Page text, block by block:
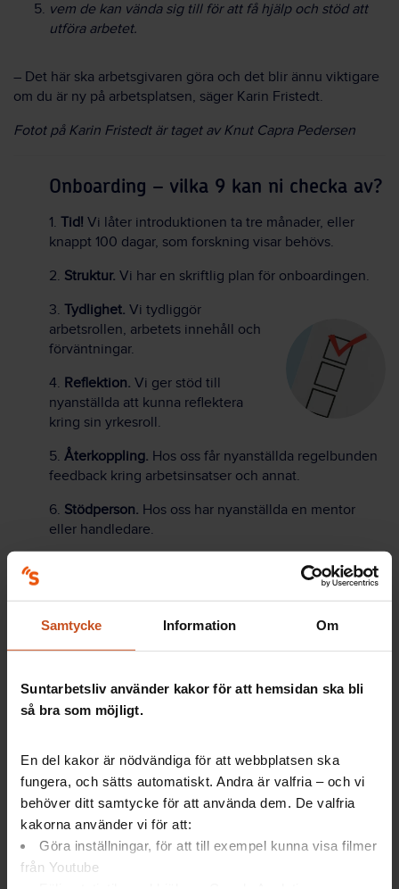
Samtycke Information Om
Suntarbetsliv använder kakor för att hemsidan ska bli
så bra som möjligt.
En del kakor är nödvändiga för att webbplatsen ska
fungera, och sätts automatiskt. Andra är valfria – och vi
behöver ditt samtycke för att använda dem. De valfria
kakorna använder vi för att:
Göra inställningar, för att till exempel kunna visa filmer
från Youtube
vem de kan vända sig till för att få hjälp och stöd att
utföra arbetet.
– Det här ska arbetsgivaren göra och det blir ännu viktigare
om du är ny på arbetsplatsen, säger Karin Fristedt.
Fotot på Karin Fristedt är taget av Knut Capra Pedersen
Onboarding – vilka 9 kan ni checka av?
1. Tid! Vi låter introduktionen ta tre månader, eller
knappt 100 dagar, som forskning visar behövs.
2. Struktur. Vi har en skriftlig plan för onboardingen.
3. Tydlighet. Vi tydliggör
arbetsrollen, arbetets innehåll och
förväntningar.
4. Reflektion. Vi ger stöd till
nyanställda att kunna reflektera
kring sin yrkesroll.
5. Återkoppling. Hos oss får nyanställda regelbunden
feedback kring arbetsinsatser och annat.
6. Stödperson. Hos oss har nyanställda en mentor
eller handledare.
Vi avsätter tid och aktiviteter för
Prioritering.
Vi ger stöd till planering av arbetet och
hjälp att prioritera bland arbetsuppgifter.
det är tillåtet och välkommet att fråga och lära sig
efterhand.
Gör det lätt att vara ny på jobbet